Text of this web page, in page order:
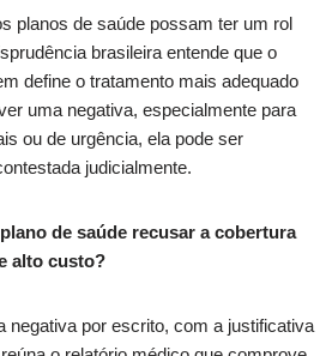
planos de saúde possam ter um rol
brasileira entende que o
define o tratamento mais adequado
uma negativa, especialmente para
ou de urgência, ela pode ser
judicialmente.
de saúde recusar a cobertura
alto custo?
negativa por escrito, com a justificativa